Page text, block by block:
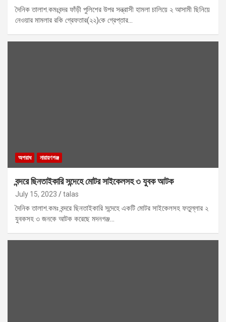
দৈনিক তালাশ.কমঃবন্দর ফাঁড়ী পুলিশের উপর সন্ত্রাসী হামলা চালিয়ে ২ আসামী ছিনিয়ে
নেওয়ার মামলার রকি গ্রেফতার(২২)কে গ্রেপ্তার…
অপরাধ নারায়ণগঞ্জ
বন্দরে ছিনতাইকারি সন্দেহে মোটর সাইকেলসহ ৩ যুবক আটক
July 15, 2023 talas
দৈনিক তালাশ.কমঃ বন্দরে ছিনতাইকারি সন্দেহে একটি মোটর সাইকেলসহ ফতুল্লার ২
যুবকসহ ৩ জনকে আটক করেছে মদনগঞ্জ…